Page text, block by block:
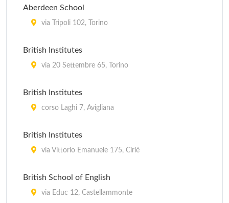
Oxford Centre
Oxford Centre
Oxford Centre - Arnaldo da Brescia
Aberdeen School
via Tripoli 102, Torino
British Institutes
via 20 Settembre 65, Torino
British Institutes
corso Laghi 7, Avigliana
British Institutes
via Vittorio Emanuele 175, Cirié
British School of English
via Educ 12, Castellammonte